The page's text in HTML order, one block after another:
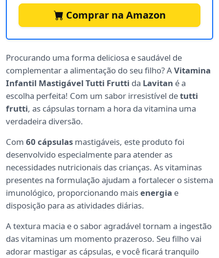
Comprar na Amazon
Procurando uma forma deliciosa e saudável de
complementar a alimentação do seu filho? AVitamina
Infantil Mastigável Tutti Frutti da Lavitan é a
escolha perfeita! Com um sabor irresistível detutti
frutti, as cápsulas tornam a hora da vitamina uma
verdadeira diversão.
Com 60 cápsulas mastigáveis, este produto foi
desenvolvido especialmente para atender as
necessidades nutricionais das crianças. As vitaminas
presentes na formulação ajudam a fortalecer o sistema
imunológico, proporcionando maisenergia e
disposição para as atividades diárias.
A textura macia e o sabor agradável tornam a ingestão
das vitaminas um momento prazeroso. Seu filho vai
adorar mastigar as cápsulas, e você ficará tranquilo